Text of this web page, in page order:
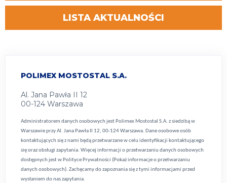
POLIMEX MOSTOSTAL S.A.
Al. Jana Pawła II 12
00-124 Warszawa
Administratorem danych osobowych jest Polimex Mostostal S.A. z siedzibą w
Warszawie przy Al. Jana Pawła II 12, 00-124 Warszawa. Dane osobowe osób
kontaktujących się z nami będą przetwarzane w celu identyfikacji kontaktującego
się oraz obsługi zapytania. Więcej informacji o przetwarzaniu danych osobowych
dostępnych jest w Polityce Prywatności (Pokaż informacje o przetwarzaniu
danych osobowych). Zachęcamy do zapoznania się z tymi informacjami przed
wysłaniem do nas zapytania.
LISTA AKTUALNOŚCI